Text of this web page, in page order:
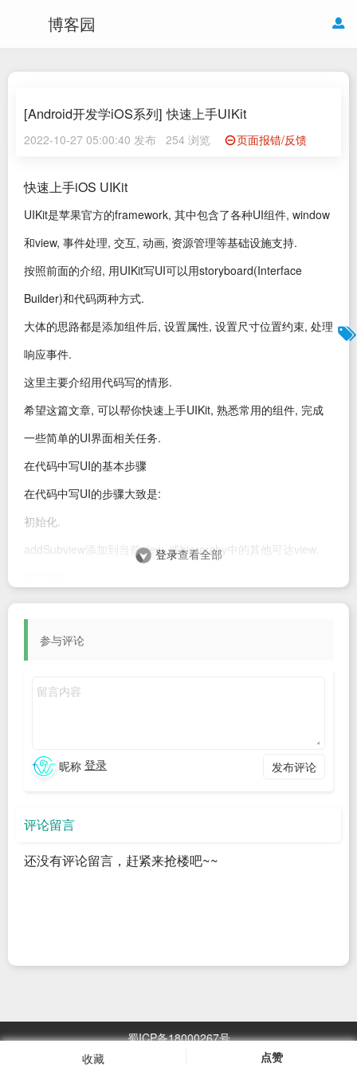
博客园
[Android开发学iOS系列] 快速上手UIKit
2022-10-27 05:00:40 发布 254 浏览 页面报错/反馈
收藏 点赞
快速上手iOS UIKit
UIKit是苹果官方的framework, 其中包含了各种UI组件, window
和view, 事件处理, 交互, 动画, 资源管理等基础设施支持.
按照前面的介绍, 用UIKit写UI可以用storyboard(Interface
Builder)和代码两种方式.
大体的思路都是添加组件后, 设置属性, 设置尺寸位置约束, 处理
响应事件.
这里主要介绍用代码写的情形.
希望这篇文章, 可以帮你快速上手UIKit, 熟悉常用的组件, 完成
一些简单的UI界面相关任务.
在代码中写UI的基本步骤
在代码中写UI的步骤大致是:
初始化.
addSubview添加到当前view, 或hierarchy中的其他可达view.
比如:
class ViewController: UIViewController {
    override func loadView() {
		// 创建实例
myLabel.translatesAutoresizingMaskIntoConstrai
        myLabel.text = "Hello"
myLabel.topAnchor.constraint(equalTo:
view.layoutMarginsGuide.topAnchor),
登录查看全部
参与评论
昵称 登录 发布评论
评论留言
还没有评论留言，赶紧来抢楼吧~~
蜀ICP备18000267号
万次